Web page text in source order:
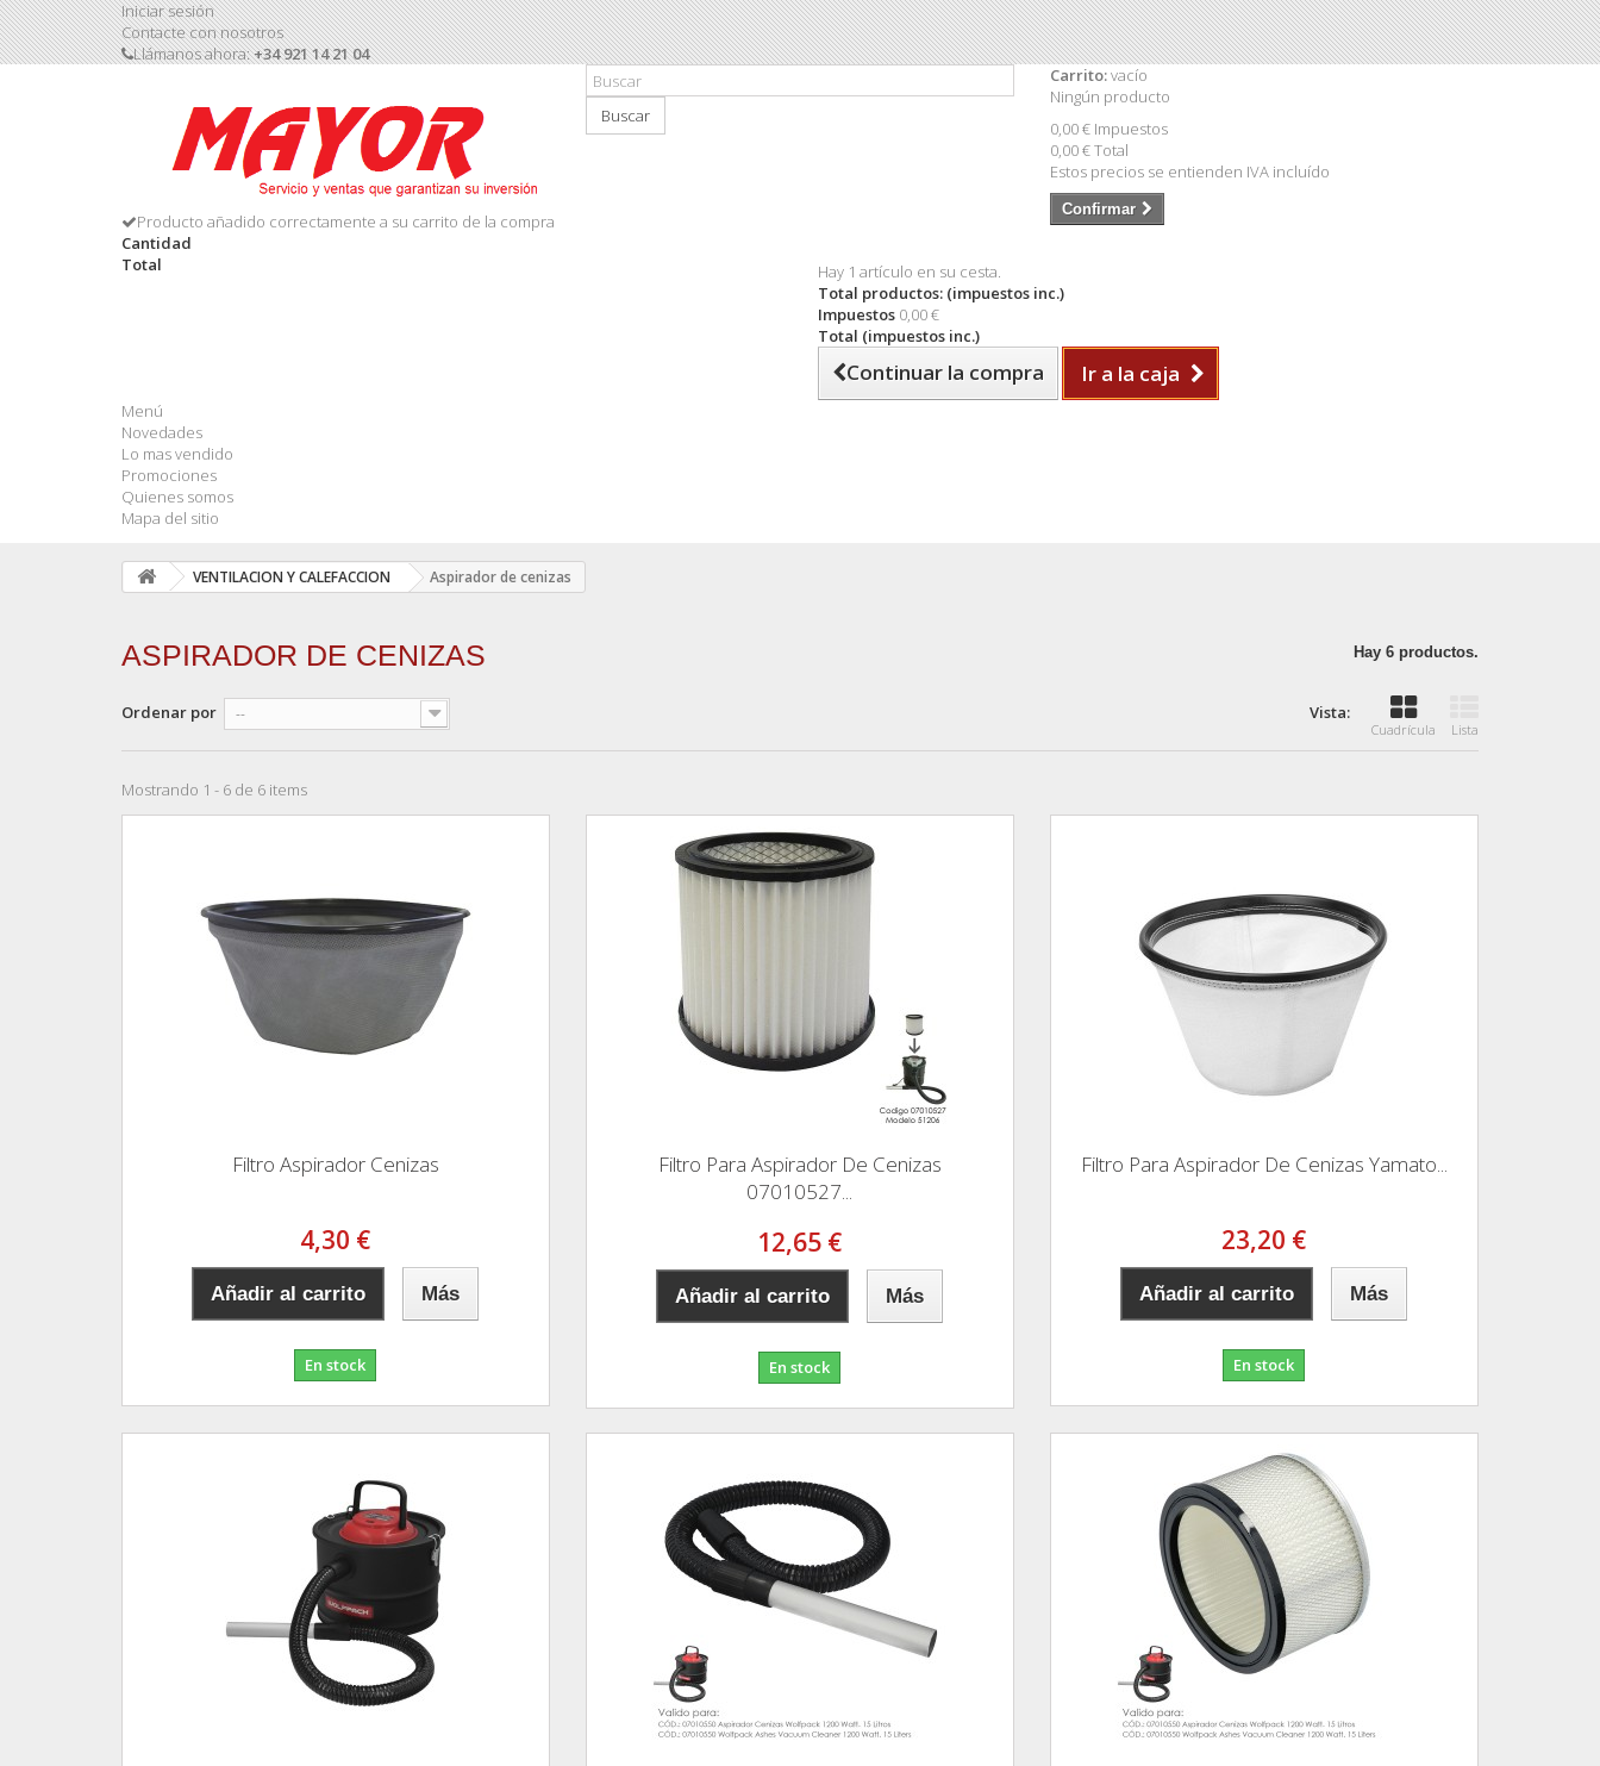
Iniciar sesión
Contacte con nosotros
Llámanos ahora:+34 921 14 21 04
Buscar
Carrito:vacío
Ningún producto
0,00 € Impuestos
0,00 €Total
Estos precios se entienden IVA incluído
Confirmar
Producto añadido correctamente a su carrito de la compra
Cantidad
Total
Hay 1 artículo en su cesta.
Total productos: (impuestos inc.)
Impuestos 0,00 €
Total (impuestos inc.)
Continuar la compra Ir a la caja
Menú
Novedades
Lo mas vendido
Promociones
Quienes somos
Mapa del sitio
VENTILACION Y CALEFACCION Aspirador de cenizas
ASPIRADOR DE CENIZAS Hay 6 productos.
Vista:
Cuadrícula Lista
Ordenar por --
Mostrando 1 - 6 de 6 items
Filtro Aspirador Cenizas
4,30 €
Añadir al carrito Más
En stock
Filtro Para Aspirador De Cenizas
07010527...
12,65 €
Añadir al carrito Más
En stock
Filtro Para Aspirador De Cenizas Yamato...
23,20 €
Añadir al carrito Más
En stock